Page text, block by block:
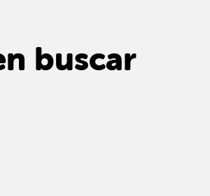
buscar